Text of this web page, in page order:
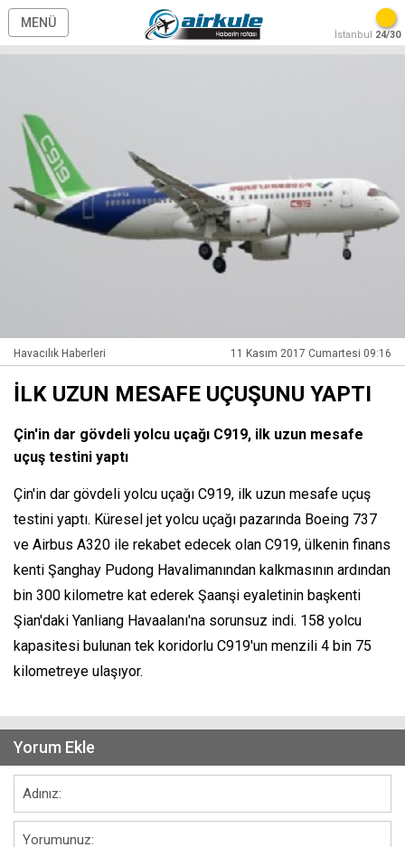
MENÜ
İstanbul 24/30
Havacılık Haberleri 11 Kasım 2017 Cumartesi 09:16
İLK UZUN MESAFE UÇUŞUNU YAPTI
Çin'in dar gövdeli yolcu uçağı C919, ilk uzun mesafe
uçuş testini yaptı
Çin'in dar gövdeli yolcu uçağı C919, ilk uzun mesafe uçuş
testini yaptı. Küresel jet yolcu uçağı pazarında Boeing 737
ve Airbus A320 ile rekabet edecek olan C919, ülkenin finans
kenti Şanghay Pudong Havalimanından kalkmasının ardından
bin 300 kilometre kat ederek Şaanşi eyaletinin başkenti
Şian'daki Yanliang Havaalanı'na sorunsuz indi. 158 yolcu
kapasitesi bulunan tek koridorlu C919'un menzili 4 bin 75
kilometreye ulaşıyor.
Yorum Ekle